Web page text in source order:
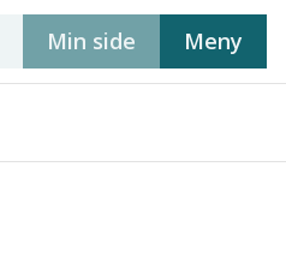
Min side Meny